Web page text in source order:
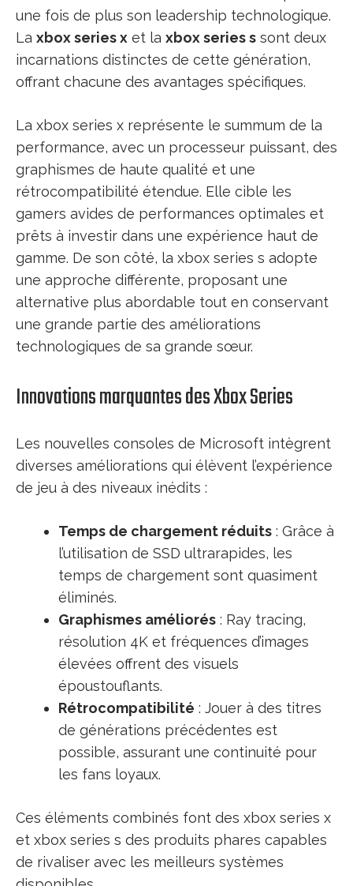
une fois de plus son leadership technologique.
La xbox series x et la xbox series s sont deux
incarnations distinctes de cette génération,
offrant chacune des avantages spécifiques.
La xbox series x représente le summum de la
performance, avec un processeur puissant, des
graphismes de haute qualité et une
rétrocompatibilité étendue. Elle cible les
gamers avides de performances optimales et
prêts à investir dans une expérience haut de
gamme. De son côté, la xbox series s adopte
une approche différente, proposant une
alternative plus abordable tout en conservant
une grande partie des améliorations
technologiques de sa grande sœur.
Innovations marquantes des Xbox Series
Les nouvelles consoles de Microsoft intègrent
diverses améliorations qui élèvent l’expérience
de jeu à des niveaux inédits :
Temps de chargement réduits : Grâce à
l’utilisation de SSD ultrarapides, les
temps de chargement sont quasiment
éliminés.
Graphismes améliorés : Ray tracing,
résolution 4K et fréquences d’images
élevées offrent des visuels
époustouflants.
Rétrocompatibilité : Jouer à des titres
de générations précédentes est
possible, assurant une continuité pour
les fans loyaux.
Ces éléments combinés font des xbox series x
et xbox series s des produits phares capables
de rivaliser avec les meilleurs systèmes